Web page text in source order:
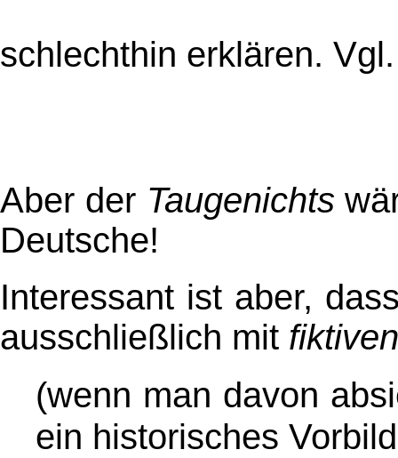
schlechthin erklären.
Aber der Taugenichts
Deutsche!
Interessant ist aber,
ausschließlich mit fiktiven
(wenn man davon
ein historisches